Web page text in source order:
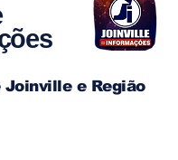
Joinville e Região